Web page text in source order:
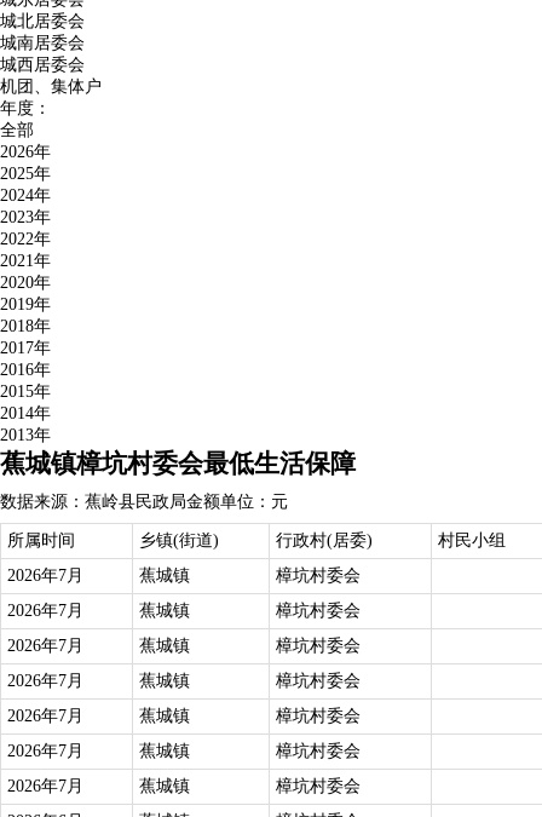
城北居委会
城南居委会
城西居委会
机团、集体户
年度：
全部
2026年
2025年
2024年
2023年
2022年
2021年
2020年
2019年
2018年
2017年
2016年
2015年
2014年
2013年
蕉城镇樟坑村委会最低生活保障
数据来源：蕉岭县民政局金额单位：元
所属时间 乡镇(街道) 行政村(居委)
村民小组
2026年7月
蕉城镇
樟坑村委会
2026年7月
蕉城镇
樟坑村委会
2026年7月
蕉城镇
樟坑村委会
2026年7月
蕉城镇
樟坑村委会
2026年7月
蕉城镇
樟坑村委会
2026年7月
蕉城镇
樟坑村委会
2026年7月
蕉城镇
樟坑村委会